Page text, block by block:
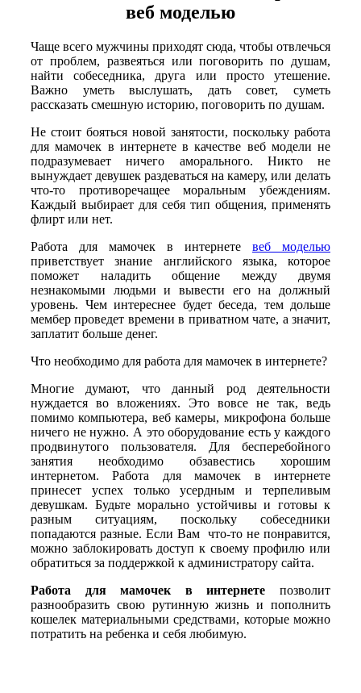
веб моделью
Чаще всего мужчины приходят сюда, чтобы отвлечься
от проблем, развеяться или поговорить по душам,
найти собеседника, друга или просто утешение.
Важно уметь выслушать, дать совет, суметь
рассказать смешную историю, поговорить по душам.
Не стоит бояться новой занятости, поскольку работа
для мамочек в интернете в качестве веб модели не
подразумевает ничего аморального. Никто не
вынуждает девушек раздеваться на камеру, или делать
что-то противоречащее моральным убеждениям.
Каждый выбирает для себя тип общения, применять
флирт или нет.
Работа для мамочек в интернете веб моделью
приветствует знание английского языка, которое
поможет наладить общение между двумя
незнакомыми людьми и вывести его на должный
уровень. Чем интереснее будет беседа, тем дольше
мембер проведет времени в приватном чате, а значит,
заплатит больше денег.
Что необходимо для работа для мамочек в интернете?
Многие думают, что данный род деятельности
нуждается во вложениях. Это вовсе не так, ведь
помимо компьютера, веб камеры, микрофона больше
ничего не нужно. А это оборудование есть у каждого
продвинутого пользователя. Для бесперебойного
занятия необходимо обзавестись хорошим
интернетом. Работа для мамочек в интернете
принесет успех только усердным и терпеливым
девушкам. Будьте морально устойчивы и готовы к
разным ситуациям, поскольку собеседники
попадаются разные. Если Вам что-то не понравится,
можно заблокировать доступ к своему профилю или
обратиться за поддержкой к администратору сайта.
Работа для мамочек в интернете позволит
разнообразить свою рутинную жизнь и пополнить
кошелек материальными средствами, которые можно
потратить на ребенка и себя любимую.